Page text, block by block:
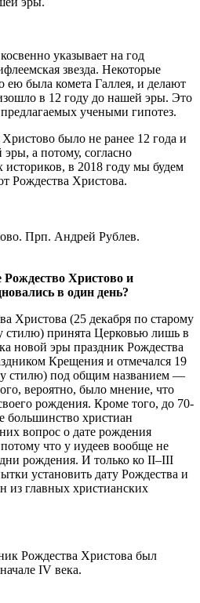
указывает на год
звезда. Некоторые
ею была комета Галлея, и делают
в 12 году до нашей эры. Это
учеными гипотез.
было не ранее 12 года и
а потому, согласно
в 2018 году мы будем
Рождества Христова.
Прп. Андрей Рублев.
Христово и
в один день?
Христова (25 декабря по старому
стилю) принята Церковью лишь в
новой эры праздник Рождества
Крещения и отмечался 19
стилю) под общим названием —
вероятно, было мнение, что
рождения. Кроме того, до 70-
большинство христиан
вопрос о дате рождения
что у иудеев вообще не
рождения. И только ко II–III
установить дату Рождества и
из главных христианских
Рождества Христова был
IV века.